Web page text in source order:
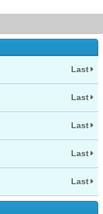
Last
Last
Last
Last
Last